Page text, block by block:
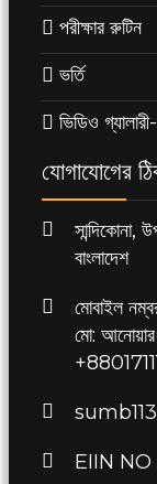
পরীক্ষার রুটিন
ভর্তি
ভিডিও
যোগাযোগের
সান্দিকোনা,
বাংলাদেশ
মোবাইল
মো: আনোয়ার
EIIN NO